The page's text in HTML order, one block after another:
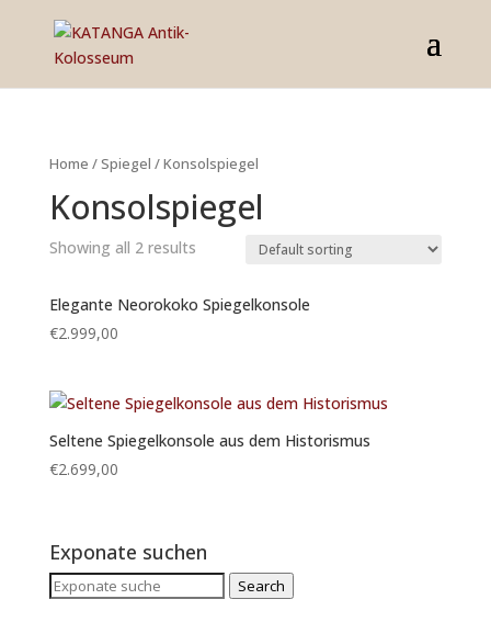
Home /Spiegel / Konsolspiegel
Konsolspiegel
Showing all 2 results
Elegante Neorokoko Spiegelkonsole
€2.999,00
Seltene Spiegelkonsole aus dem Historismus
€2.699,00
Exponate suchen
Search
Search